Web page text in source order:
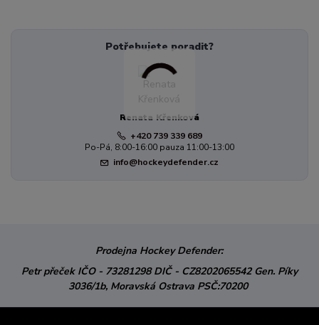
Potřebujete poradit?
Renata Křenková
+420 739 339 689
Po-Pá, 8:00-16:00 pauza 11:00-13:00
info@hockeydefender.cz
Prodejna Hockey Defender:
Petr přeček IČO - 73281298DIČ - CZ8202065542 Gen. Píky
3036/1b, Moravská Ostrava PSČ:70200